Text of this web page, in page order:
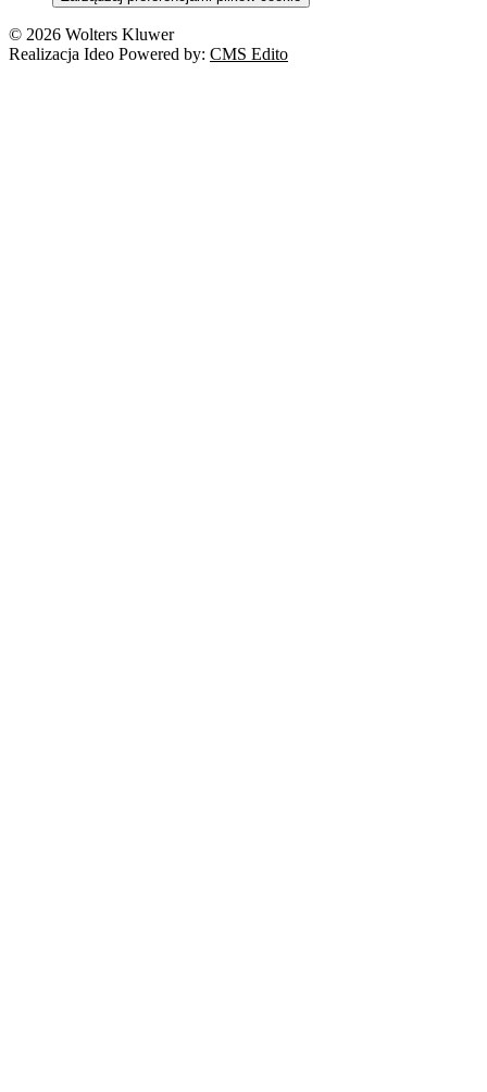
© 2026 Wolters Kluwer
Realizacja Ideo Powered by: CMS Edito